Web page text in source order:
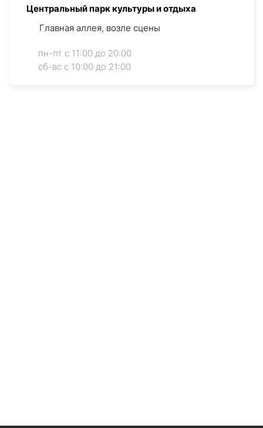
Центральный парк культуры и отдыха
Главная аллея, возле сцены
пн-пт с 11:00 до 20:00
cб-вс с 10:00 до 21:00